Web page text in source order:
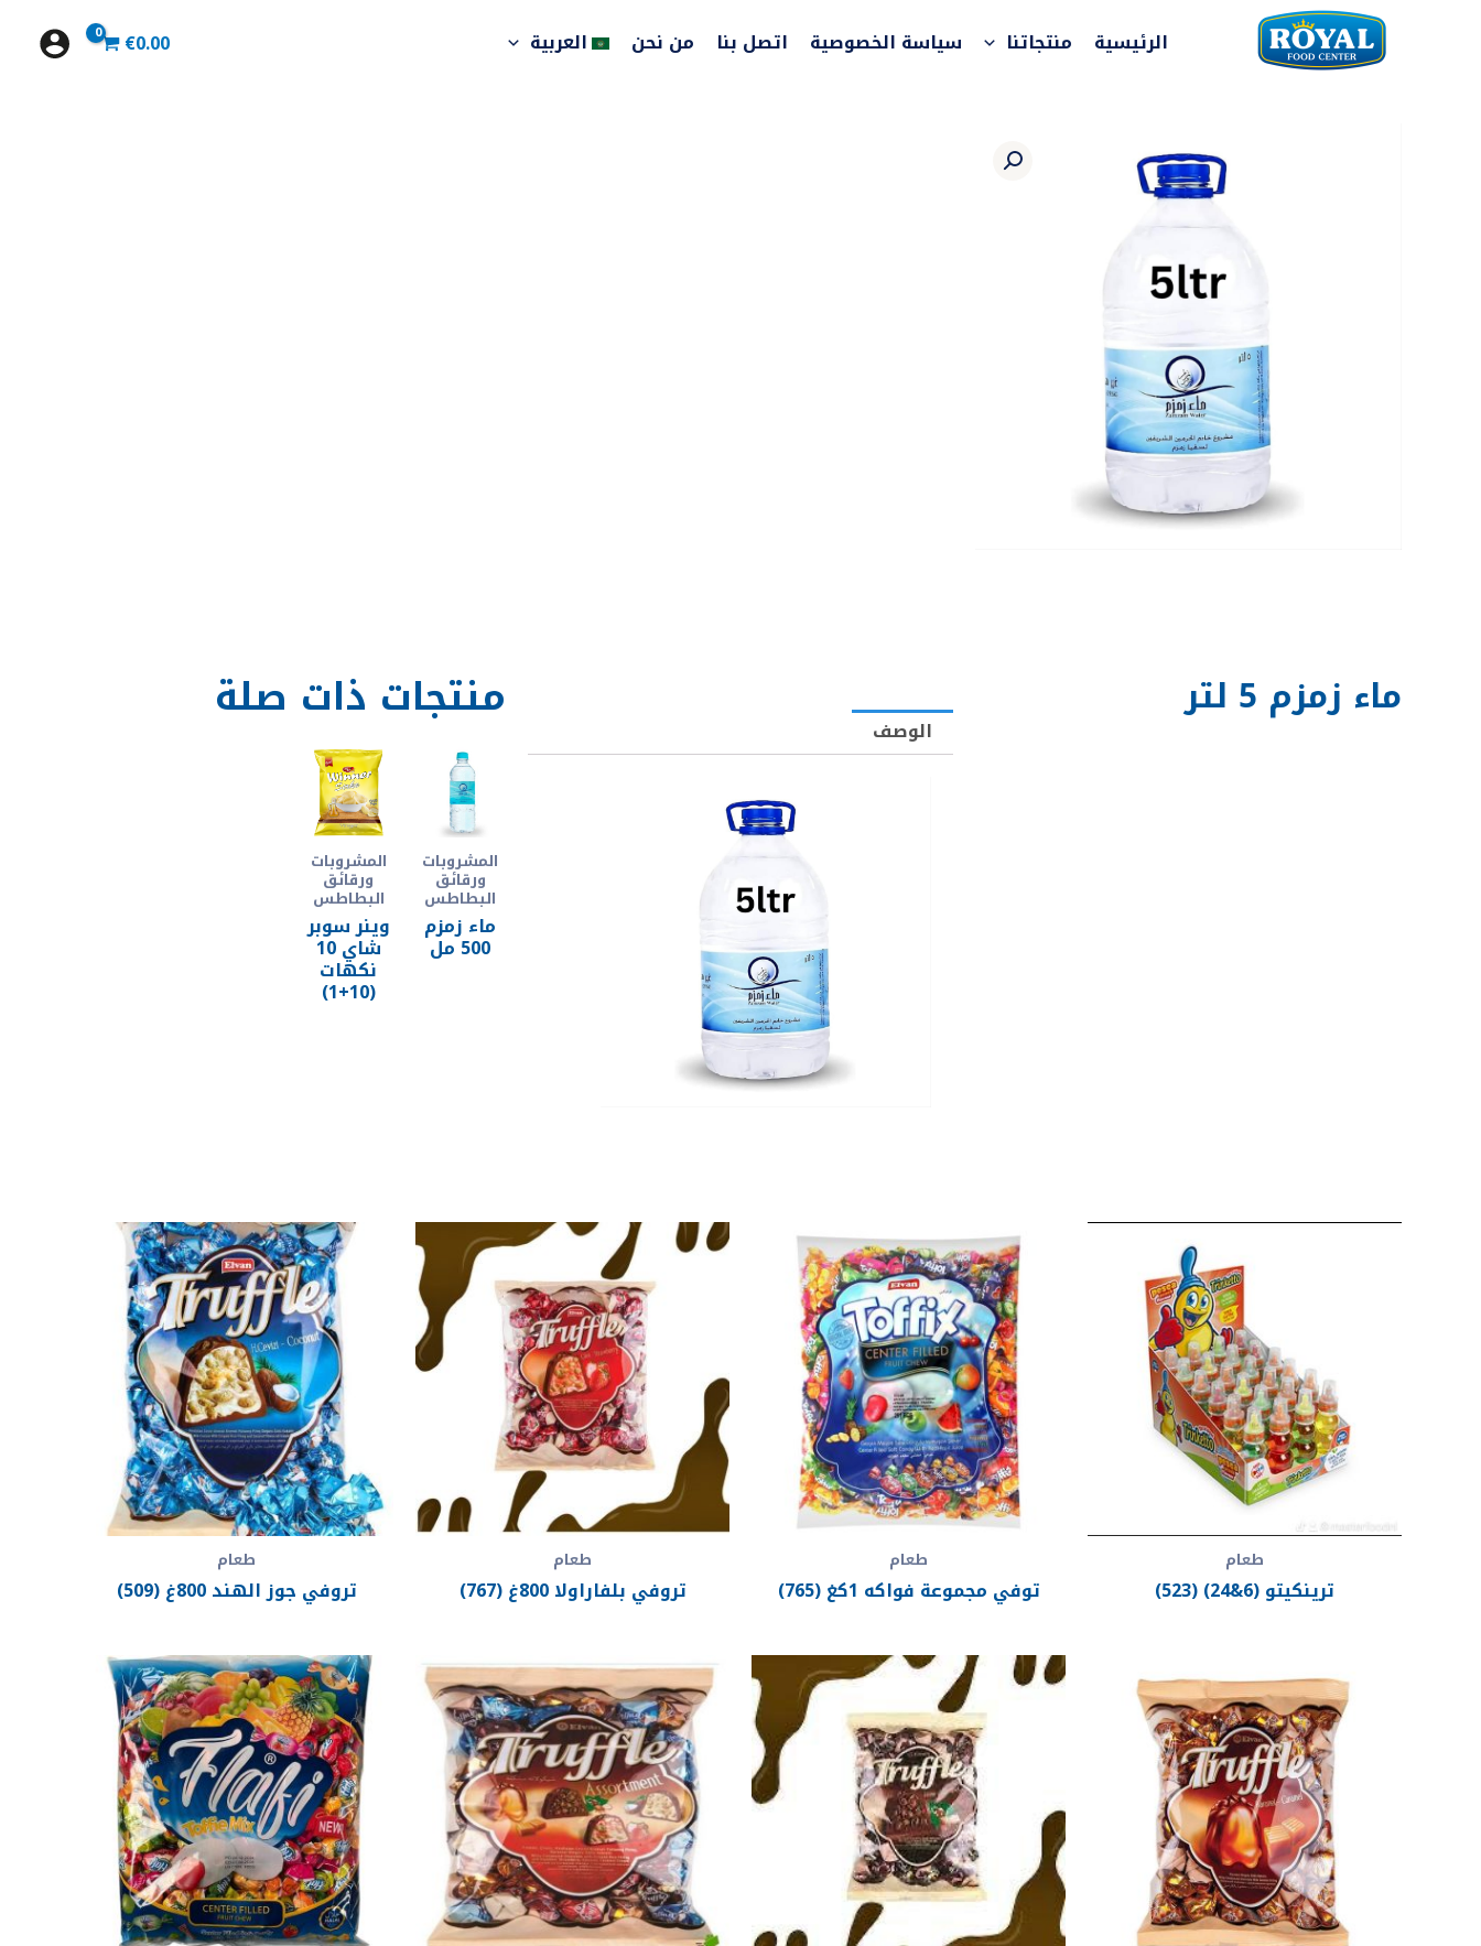
الرئيسية منتجاتنا سياسة الخصوصية اتصل بنا من نحن العربية €0.00
ماء زمزم 5 لتر
الوصف منتجات ذات صلة
المشروبات
ورقائق
البطاطس
ماء زمزم
500 مل
المشروبات
ورقائق
البطاطس
وينر سوبر
شاي 10
نكهات
(10+1)
طعام
ترينكيتو (6&24) (523)
طعام
توفي مجموعة فواكه 1كغ (765)
طعام
تروفي بلفاراولا 800غ (767)
طعام
تروفي جوز الهند 800غ (509)